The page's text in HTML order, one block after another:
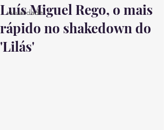
Atualidade
Luís Miguel Rego, o mais
rápido no shakedown do
'Lilás'